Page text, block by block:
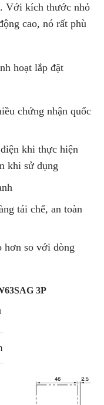
Với kích thước nhỏ
cao, nó rất phù
hoạt lắp đặt
chứng nhận quốc
khi thực hiện
khi sử dụng
tái chế, an toàn
hơn so với dòng
3P